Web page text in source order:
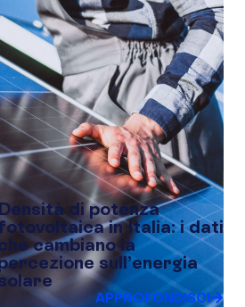
di potenza
in Italia: i dati
cambiano la
sull’energia
APPROFONDISCI